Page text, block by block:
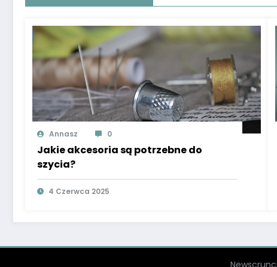
Annasz 0
Jakie akcesoria są potrzebne do
szycia?
4 Czerwca 2025